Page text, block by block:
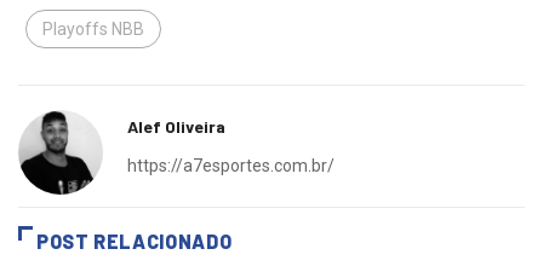
Playoffs NBB
Alef Oliveira
https://a7esportes.com.br/
POST RELACIONADO